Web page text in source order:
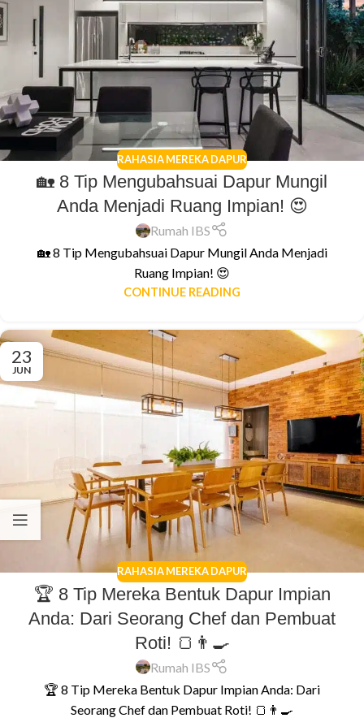
RAHASIA MEREKA DAPUR
🏡 8 Tip Mengubahsuai Dapur Mungil
Anda Menjadi Ruang Impian! 😍
Rumah IBS
🏡 8 Tip Mengubahsuai Dapur Mungil Anda Menjadi
Ruang Impian! 😍
CONTINUE READING
23
JUN
RAHASIA MEREKA DAPUR
🏆 8 Tip Mereka Bentuk Dapur Impian
Anda: Dari Seorang Chef dan Pembuat
Roti! 🍞👨‍🍳
Rumah IBS
🏆 8 Tip Mereka Bentuk Dapur Impian Anda: Dari
Seorang Chef dan Pembuat Roti! 🍞👨‍🍳